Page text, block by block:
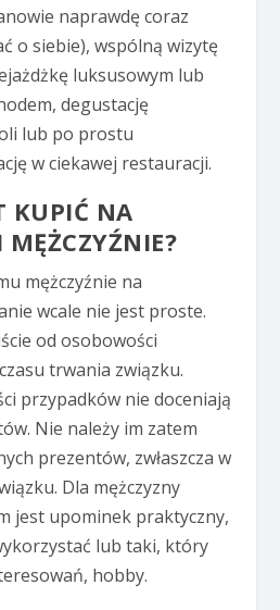
naprawdę coraz
o siebie), wspólną wizytę
luksusowym lub
degustację
lub po prostu
w ciekawej restauracji.
KUPIĆ NA
mężczyźnie na
wcale nie jest proste.
od osobowości
trwania związku.
przypadków nie doceniają
Nie należy im zatem
prezentów, zwłaszcza w
Dla mężczyzny
jest upominek praktyczny,
lub taki, który
hobby.